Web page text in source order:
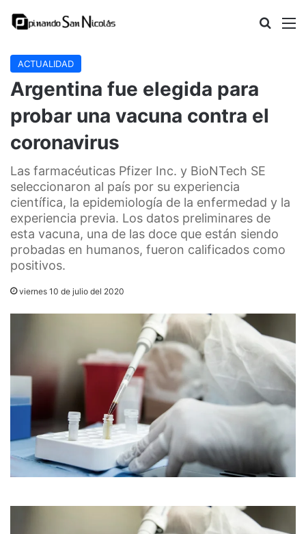
Buscar
ACTUALIDAD
Argentina fue elegida para
probar una vacuna contra el
coronavirus
Las farmacéuticas Pfizer Inc. y BioNTech SE
seleccionaron al país por su experiencia
científica, la epidemiología de la enfermedad y la
experiencia previa. Los datos preliminares de
esta vacuna, una de las doce que están siendo
probadas en humanos, fueron calificados como
positivos.
viernes 10 de julio del 2020